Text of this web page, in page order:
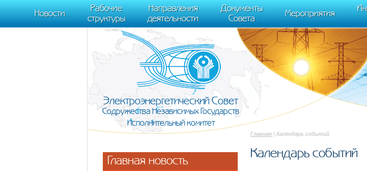
m[i].l=1*new Date(); for (var j = 0; j < document.scripts.length; j++) {if (document.scripts[j].src === r) { return; }}
document, "script", "https://mc.yandex.ru/metrika/tag.js", "ym"); ym(95911708, "init", { clickmap:true, trackLinks:true,
Новости
Рабочие
структуры
Направления
деятельности
Документы
Совета
Мероприятия
Электроэнергетический Совет
Содружества Независимых Государств
Исполнительный комитет
Главная | Календарь событий
Календарь событий
Главная новость